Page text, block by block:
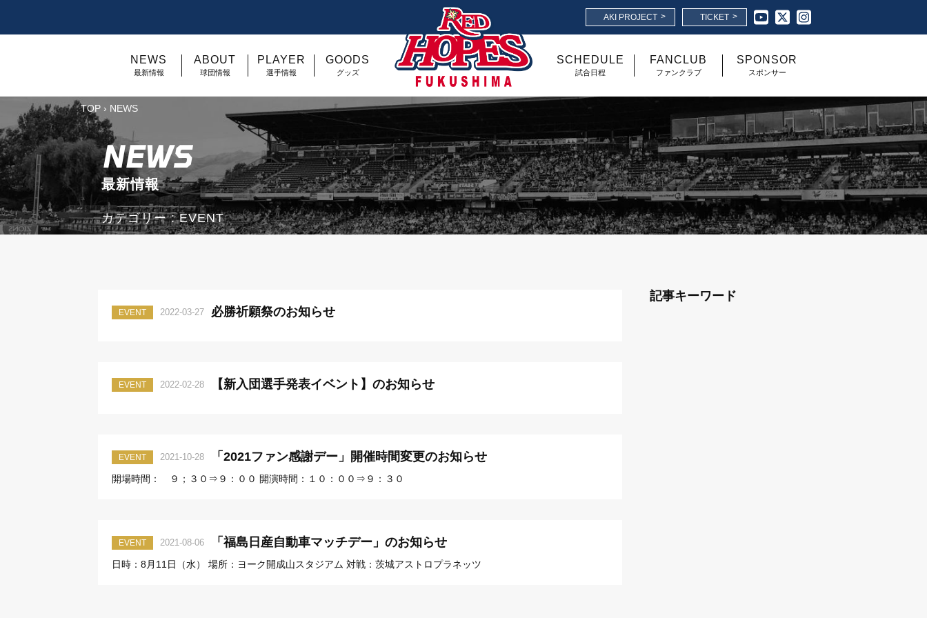
AKI PROJECT > TICKET >
NEWS
最新情報
ABOUT
球団情報
PLAYER
選手情報
GOODS
グッズ
SCHEDULE
試合日程
FANCLUB
ファンクラブ
SPONSOR
スポンサー
TOP › NEWS
NEWS
最新情報
カテゴリー : EVENT
EVENT 2022-03-27 必勝祈願祭のお知らせ
EVENT 2022-02-28 【新入団選手発表イベント】のお知らせ
EVENT 2021-10-28 「2021ファン感謝デー」開催時間変更のお知らせ
開場時間： ９；３０⇒９：００ 開演時間：１０：００⇒９：３０
EVENT 2021-08-06 「福島日産自動車マッチデー」のお知らせ
日時：8月11日（水） 場所：ヨーク開成山スタジアム 対戦：茨城アストロプラネッツ
記事キーワード